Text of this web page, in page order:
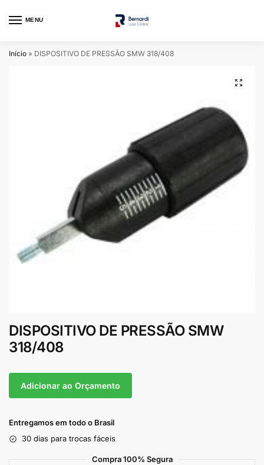
MENU
Início » DISPOSITIVO DE PRESSÃO SMW 318/408
DISPOSITIVO DE PRESSÃO SMW
318/408
Adicionar ao Orçamento
Entregamos em todo o Brasil
30 dias para trocas fáceis
Compra 100% Segura